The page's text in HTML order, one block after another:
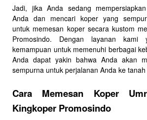
Jadi, jika Anda sedang
Anda dan mencari koper yang
untuk memesan koper secara kustom
Promosindo. Dengan layanan kami
kemampuan untuk memenuhi berbagai
Anda dapat yakin bahwa Anda akan
sempurna untuk perjalanan Anda ke tanah
Cara Memesan Koper
Kingkoper Promosindo